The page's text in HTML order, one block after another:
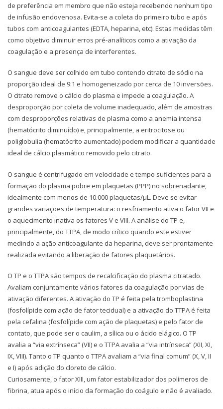
de preferência em membro que não esteja recebendo nenhum tipo
de infusão endovenosa. Evita-se a coleta do primeiro tubo e após
tubos com anticoagulantes (EDTA, heparina, etc). Estas medidas têm
como objetivo diminuir erros pré-analíticos como a ativação da
coagulação e a presença de interferentes.
O sangue deve ser colhido em tubo contendo citrato de sódio na
proporção ideal de 9:1 e homogeneizado por cerca de 10 inversões.
O citrato remove o cálcio do plasma e impede a coagulação. A
desproporção por coleta de volume inadequado, além de amostras
com desproporções relativas de plasma como a anemia intensa
(hematócrito diminuído) e, principalmente, a eritrocitose ou
poliglobulia (hematócrito aumentado) podem modificar a quantidade
ideal de cálcio plasmático removido pelo citrato.
O sangue é centrifugado em velocidade e tempo suficientes para a
formação do plasma pobre em plaquetas (PPP) no sobrenadante,
idealmente com menos de 10.000 plaquetas/µL. Deve se evitar
grandes variações de temperatura: o resfriamento ativa o fator VII e
o aquecimento inativa os fatores V e VIII. A análise do TP e,
principalmente, do TTPA, de modo crítico quando este estiver
medindo a ação anticoagulante da heparina, deve ser prontamente
realizada evitando a liberação de fatores plaquetários.
O TP e o TTPA são tempos de recalcificação do plasma citratado.
Avaliam conjuntamente vários fatores da coagulação por vias de
ativação diferentes. A ativação do TP é feita pela tromboplastina
(fosfolípide com ação de fator tecidual) e a ativação do TTPA é feita
pela cefalina (fosfolípide com ação de plaquetas) e pelo fator de
contato, que pode ser o caulim, a sílica ou o ácido elágico. O TP
avalia a “via extrínseca” (VII) e o TTPA avalia a “via intrínseca” (XII, XI,
IX, VIII). Tanto o TP quanto o TTPA avaliam a “via final comum” (X, V, II
e I) após adição do cloreto de cálcio.
Curiosamente, o fator XIII, um fator estabilizador dos polímeros de
fibrina, atua após o início da formação do coágulo e não é avaliado.